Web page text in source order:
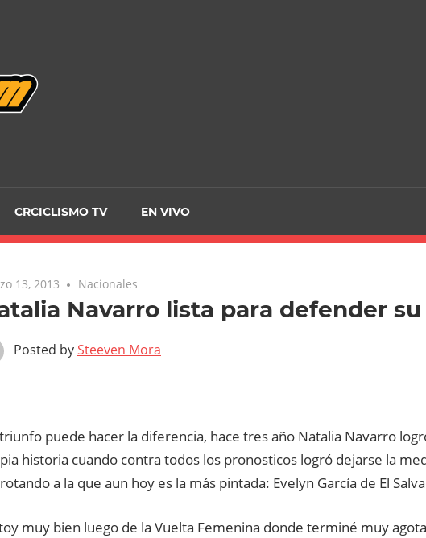
CRCICLISMO TV EN VIVO
13, 2013 Nacionales
Navarro lista para defender
Posted bySteeven Mora
puede hacer la diferencia, hace tres año Natalia Navarro
historia cuando contra todos los pronosticos logró dejarse la
a la que aun hoy es la más pintada: Evelyn García de El
muy bien luego de la Vuelta Femenina donde terminé muy